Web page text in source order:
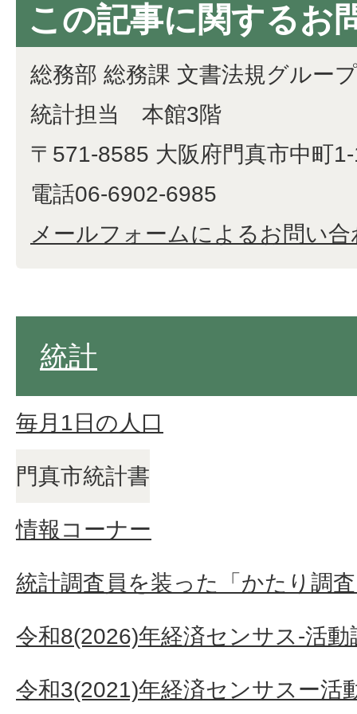
この記事に関するお
総務部 総務課 文書法規グループ
統計担当 本館3階
〒571-8585 大阪府門真市中町
電話06-6902-6985
メールフォームによるお問い合
統計
毎月1日の人口
門真市統計書
情報コーナー
統計調査員を装った「かたり調
令和8(2026)年経済センサス‐活
令和3(2021)年経済センサスー活